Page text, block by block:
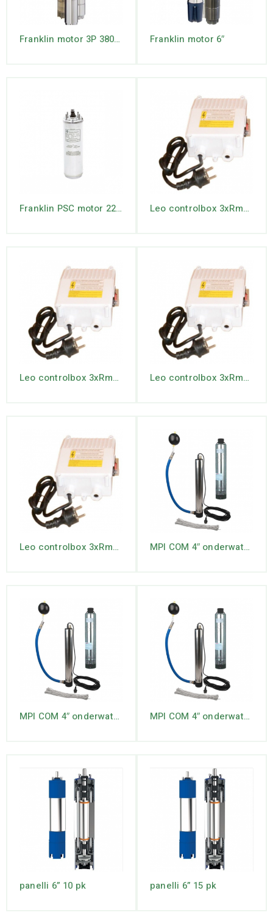
Franklin motor 3P 380/415V Franklin motor 6″
Franklin PSC motor 220/230V Leo controlbox 3xRm3/11
Leo controlbox 3xRm3/16 Leo controlbox 3xRm3/21
Leo controlbox 3xRm3/31 MPI COM 4″ onderwaterpomp met ingebouwde pumpcontrol en zijaansluiting
MPI COM 4″ onderwaterpomp met ingebouwde pumpcontrol en zijaansluiting incl. drijvende aansluiting MPI COM 4″ onderwaterpomp met ingebouwde pumpcontrol.
panelli 6” 10 pk panelli 6” 15 pk